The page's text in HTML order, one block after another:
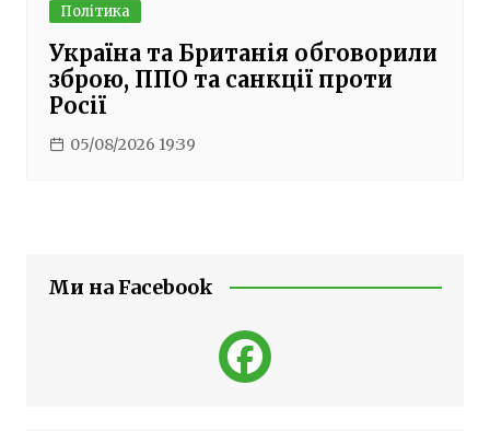
Політика
Україна та Британія обговорили
зброю, ППО та санкції проти
Росії
05/08/2026 19:39
Ми на Facebook